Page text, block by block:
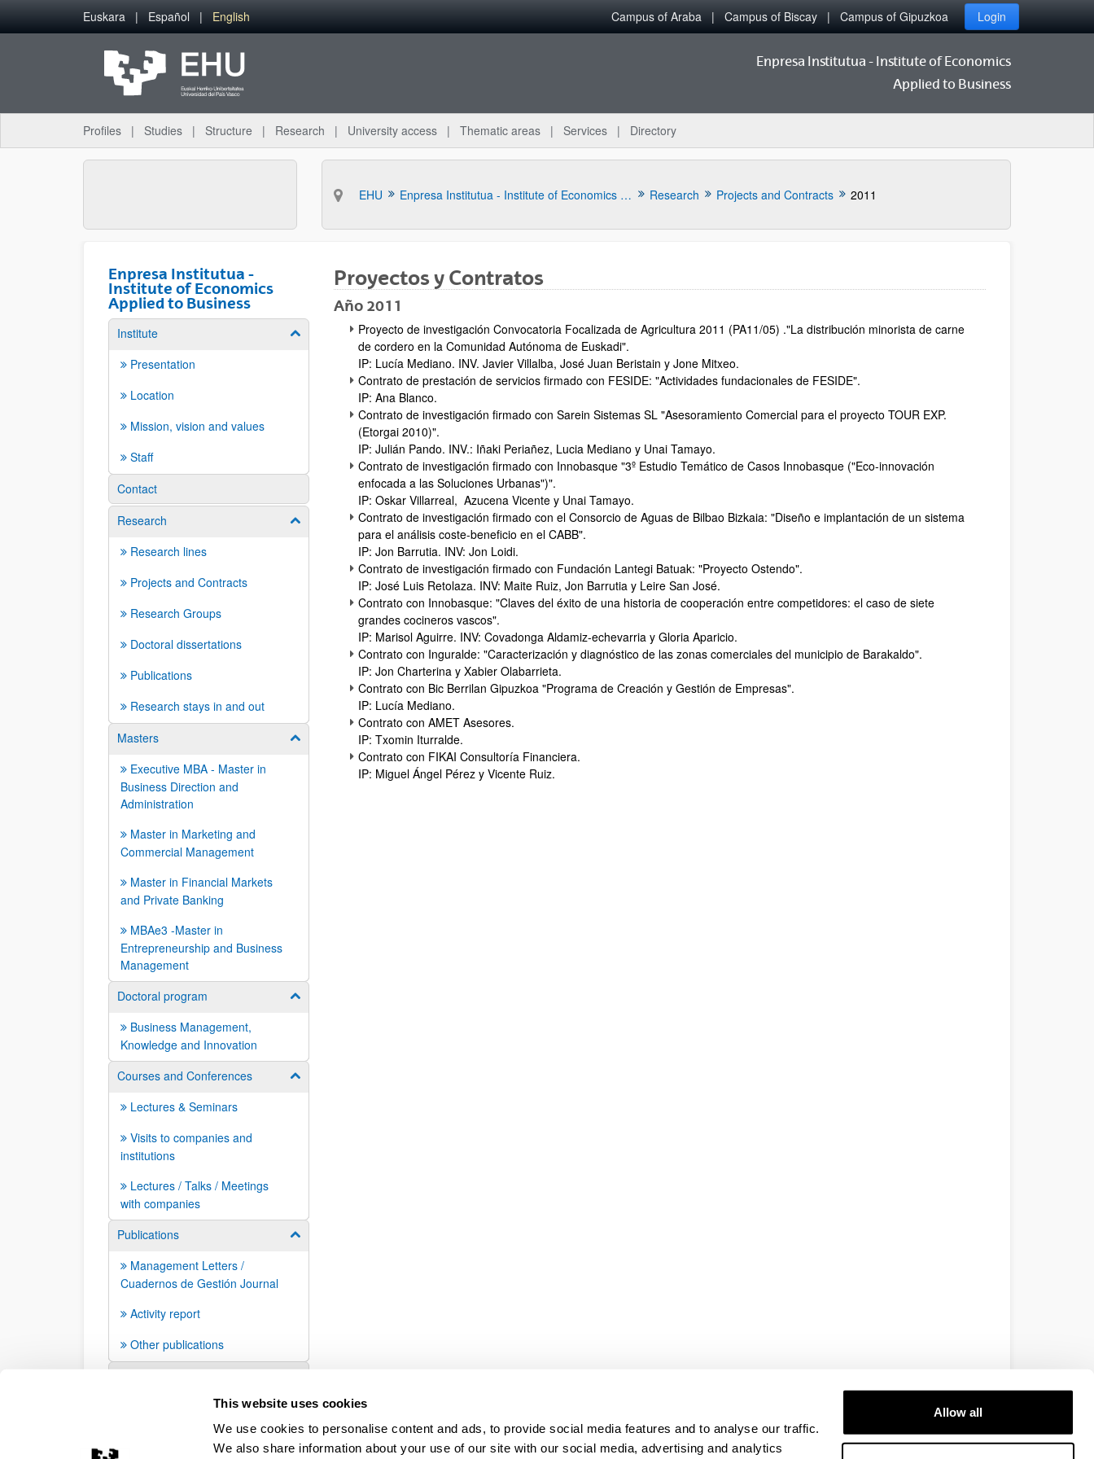
This website uses cookies
We use cookies to personalise content and ads, to provide social media features and to analyse our traffic.
We also share information about your use of our site with our social media, advertising and analytics
Allow all
Skip to Main Content
Euskara Español English Campus of Araba Campus of Biscay Campus of Gipuzkoa Login
Enpresa Institutua - Institute of Economics
Applied to Business
Profiles Studies Structure Research University access Thematic areas Services Directory
EHU Enpresa Institutua - Institute of Economics Applied to Business Research Projects and Contracts 2011
Enpresa Institutua -
Institute of Economics
Applied to Business
Institute Show/hide subpages
Presentation
Location
Mission, vision and values
Staff
Contact
Research
Show/hide subpages
Research lines
Projects and Contracts
Research Groups
Doctoral dissertations
Publications
Research stays in and out
Masters
Show/hide subpages
Executive MBA - Master in
Business Direction and
Administration
Master in Marketing and
Commercial Management
Master in Financial Markets
and Private Banking
MBAe3 -Master in
Entrepreneurship and Business
Management
Doctoral program
Show/hide subpages
Business Management,
Knowledge and Innovation
Courses and Conferences
Show/hide subpages
Lectures & Seminars
Visits to companies and
institutions
Lectures / Talks / Meetings
with companies
Publications
Show/hide subpages
Management Letters /
Cuadernos de Gestión Journal
Activity report
Other publications
Proyectos y Contratos
Año 2011
Proyecto de investigación Convocatoria Focalizada de Agricultura 2011 (PA11/05) ."La distribución minorista de carne
de cordero en la Comunidad Autónoma de Euskadi".
IP: Lucía Mediano. INV. Javier Villalba, José Juan Beristain y Jone Mitxeo.
Contrato de prestación de servicios firmado con FESIDE: "Actividades fundacionales de FESIDE".
IP: Ana Blanco.
Contrato de investigación firmado con Sarein Sistemas SL "Asesoramiento Comercial para el proyecto TOUR EXP.
(Etorgai 2010)".
IP: Julián Pando. INV.: Iñaki Periañez, Lucia Mediano y Unai Tamayo.
Contrato de investigación firmado con Innobasque "3º Estudio Temático de Casos Innobasque ("Eco-innovación
enfocada a las Soluciones Urbanas")".
IP: Oskar Villarreal, Azucena Vicente y Unai Tamayo.
Contrato de investigación firmado con el Consorcio de Aguas de Bilbao Bizkaia: "Diseño e implantación de un sistema
para el análisis coste-beneficio en el CABB".
IP: Jon Barrutia. INV: Jon Loidi.
Contrato de investigación firmado con Fundación Lantegi Batuak: "Proyecto Ostendo".
IP: José Luis Retolaza. INV: Maite Ruiz, Jon Barrutia y Leire San José.
Contrato con Innobasque: "Claves del éxito de una historia de cooperación entre competidores: el caso de siete
grandes cocineros vascos".
IP: Marisol Aguirre. INV: Covadonga Aldamiz-echevarria y Gloria Aparicio.
Contrato con Inguralde: "Caracterización y diagnóstico de las zonas comerciales del municipio de Barakaldo".
IP: Jon Charterina y Xabier Olabarrieta.
Contrato con Bic Berrilan Gipuzkoa "Programa de Creación y Gestión de Empresas".
IP: Lucía Mediano.
Contrato con AMET Asesores.
IP: Txomin Iturralde.
Contrato con FIKAI Consultoría Financiera.
IP: Miguel Ángel Pérez y Vicente Ruiz.